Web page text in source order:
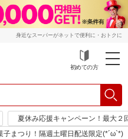
身近なスーパーがネットで便利に・おトクに
初めての方
夏休み応援キャンペーン！最大２
子まつり！隔週土曜日配送限定(*´ω`*)